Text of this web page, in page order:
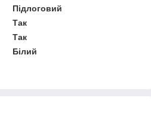
Підлоговий
Так
Так
Білий